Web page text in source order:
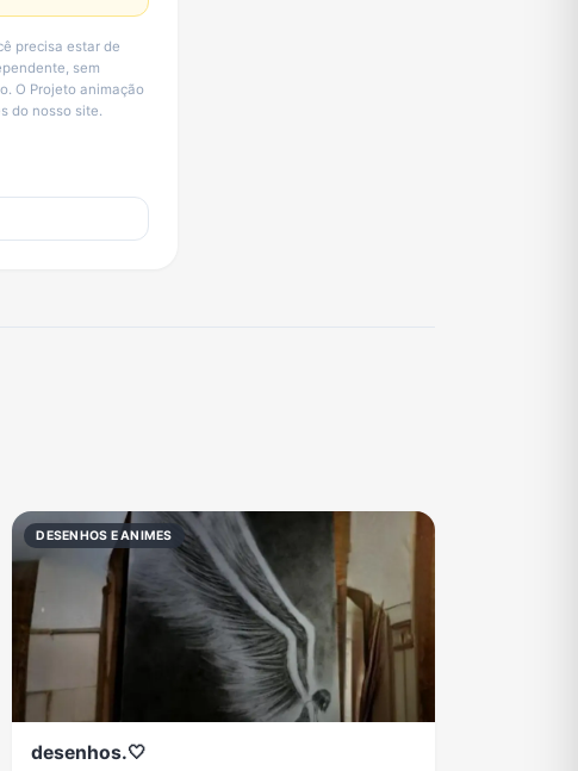
precisa estar de
sem
O Projeto animação
do nosso site.
DESENHOS E ANIMES
desenhos.🤍